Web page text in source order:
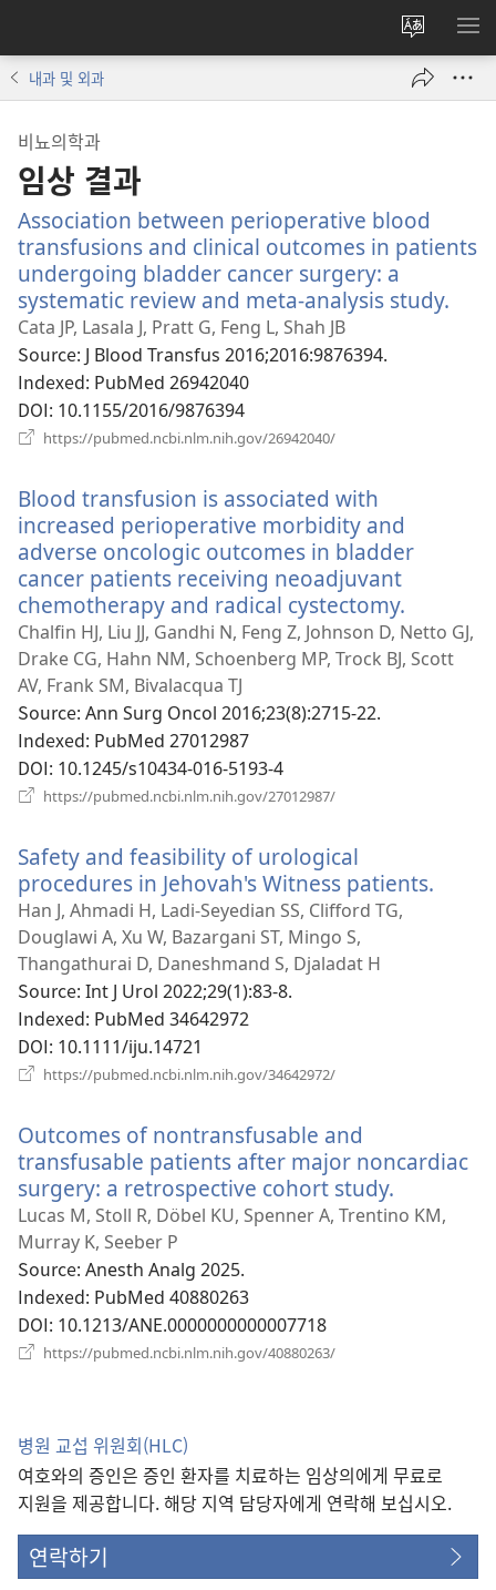
사이트
언어
변경
메
내과 및 외과
비뇨의학과
임상 결과
Association between perioperative blood
transfusions and clinical outcomes in patients
undergoing bladder cancer surgery: a
systematic review and meta-analysis study.
Cata JP, Lasala J, Pratt G, Feng L, Shah JB
Source‎: J Blood Transfus 2016;2016:9876394.
Indexed‎: PubMed 26942040
DOI‎: 10.1155/2016/9876394
https://pubmed.ncbi.nlm.nih.gov/26942040/
창
열
기)
Blood transfusion is associated with
increased perioperative morbidity and
adverse oncologic outcomes in bladder
cancer patients receiving neoadjuvant
chemotherapy and radical cystectomy.
로
운
Chalfin HJ, Liu JJ, Gandhi N, Feng Z, Johnson D, Netto GJ,
Drake CG, Hahn NM, Schoenberg MP, Trock BJ, Scott
AV, Frank SM, Bivalacqua TJ
Source‎: Ann Surg Oncol 2016;23(8):2715-22.
Indexed‎: PubMed 27012987
DOI‎: 10.1245/s10434-016-5193-4
https://pubmed.ncbi.nlm.nih.gov/27012987/
창
열
기)
Safety and feasibility of urological
procedures in Jehovah's Witness patients.
Han J, Ahmadi H, Ladi-Seyedian SS, Clifford TG,
Douglawi A, Xu W, Bazargani ST, Mingo S,
Thangathurai D, Daneshmand S, Djaladat H
Source‎: Int J Urol 2022;29(1):83-8.
Indexed‎: PubMed 34642972
DOI‎: 10.1111/iju.14721
https://pubmed.ncbi.nlm.nih.gov/34642972/
창
열
기)
Outcomes of nontransfusable and
transfusable patients after major noncardiac
surgery: a retrospective cohort study.
로
Lucas M, Stoll R, Döbel KU, Spenner A, Trentino KM,
Murray K, Seeber P
Source‎: Anesth Analg 2025.
Indexed‎: PubMed 40880263
DOI‎: 10.1213/ANE.0000000000007718
https://pubmed.ncbi.nlm.nih.gov/40880263/
병원 교섭 위원회(HLC)
여호와의 증인은 증인 환자를 치료하는 임상의에게 무료로
지원을 제공합니다. 해당 지역 담당자에게 연락해 보십시오.
연락하기